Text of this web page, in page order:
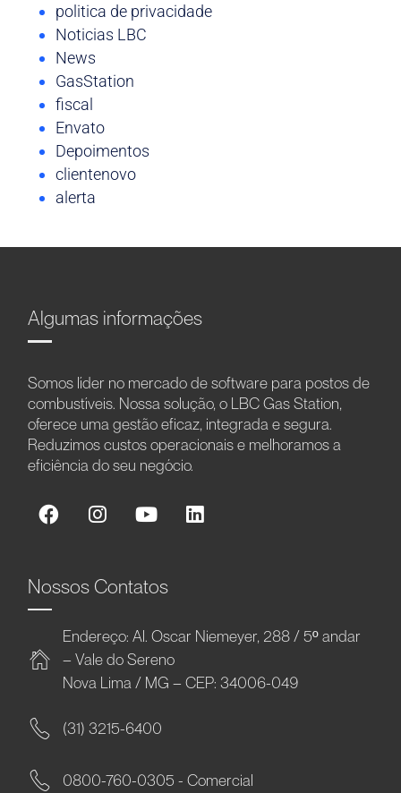
politica de privacidade
Noticias LBC
News
GasStation
fiscal
Envato
Depoimentos
clientenovo
alerta
Algumas informações
Somos líder no mercado de software para postos de
combustíveis. Nossa solução, o LBC Gas Station,
oferece uma gestão eficaz, integrada e segura.
Reduzimos custos operacionais e melhoramos a
eficiência do seu negócio.
Nossos Contatos
Endereço: Al. Oscar Niemeyer, 288 / 5º andar
– Vale do Sereno
Nova Lima / MG – CEP: 34006-049
(31) 3215-6400
0800-760-0305 - Comercial